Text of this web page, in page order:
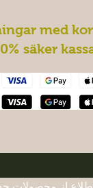
med
säker